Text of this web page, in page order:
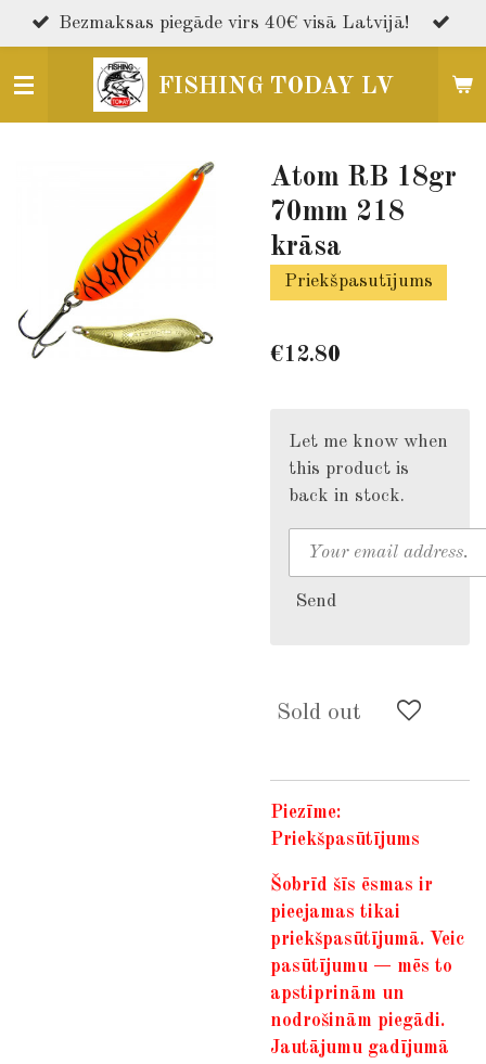
Skip
to
main
FISHING TODAY LV
Bezmaksas piegāde virs 40€ visā Latvijā!
Atom RB 18gr
70mm 218
krāsa
Priekšpasutījums
€12.80
Let me know when
this product is
back in stock.
Send
Sold out
Piezīme:
Priekšpasūtījums
Šobrīd šīs ēsmas ir
pieejamas tikai
priekšpasūtījumā. Veic
pasūtījumu — mēs to
apstiprinām un
nodrošinām piegādi.
Jautājumu gadījumā